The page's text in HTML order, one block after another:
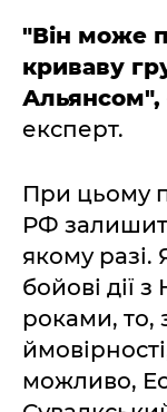
"Він може
криваву
Альянсом",
експерт.
При цьому
РФ
якому
бойові дії
роками, то,
можливо,